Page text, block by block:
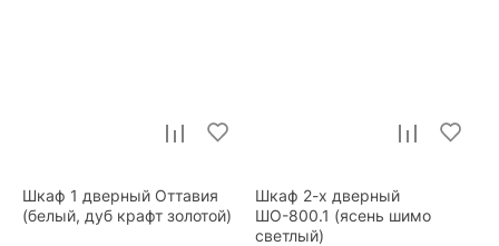
Шкаф 1 дверный Оттавия
(белый, дуб крафт золотой)
Шкаф 2-х дверный
ШО-800.1 (ясень шимо
светлый)